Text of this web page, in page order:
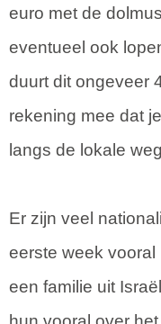
euro met de
eventueel ook
duurt dit ongeveer
rekening mee dat
langs de lokale
Er zijn veel
eerste week vooral
een familie uit